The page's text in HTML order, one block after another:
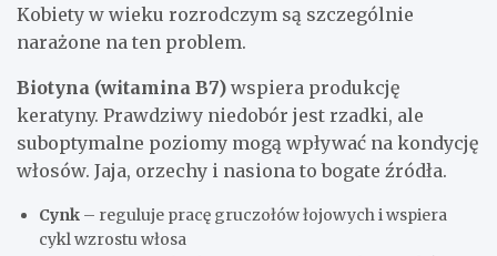
Kobiety w wieku rozrodczym są szczególnie
narażone na ten problem.
Biotyna (witamina B7) wspiera produkcję
keratyny. Prawdziwy niedobór jest rzadki, ale
suboptymalne poziomy mogą wpływać na kondycję
włosów. Jaja, orzechy i nasiona to bogate źródła.
Cynk – reguluje pracę gruczołów łojowych i wspiera
cykl wzrostu włosa